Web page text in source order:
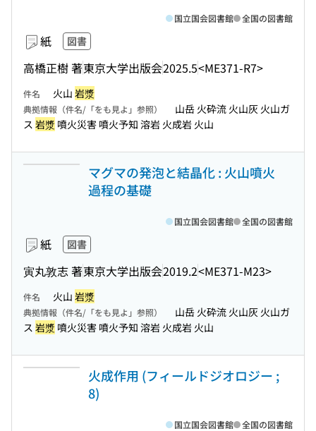
紙 図書
高橋正樹 著東京大学出版会2025.5<ME371-R7>
国立国会図書館 全国の図書館
件名 火山 岩漿
典拠情報（件名/「をも見よ」参照）
山岳 火砕流 火山灰 火山ガ
ス 岩漿 噴火災害 噴火予知 溶岩 火成岩 火山
マグマの発泡と結晶化 : 火山噴火
過程の基礎
紙 図書
寅丸敦志 著東京大学出版会2019.2<ME371-M23>
国立国会図書館 全国の図書館
件名 火山 岩漿
典拠情報（件名/「をも見よ」参照）
山岳 火砕流 火山灰 火山ガ
ス 岩漿 噴火災害 噴火予知 溶岩 火成岩 火山
火成作用 (フィールドジオロジー ;
8)
国立国会図書館 全国の図書館